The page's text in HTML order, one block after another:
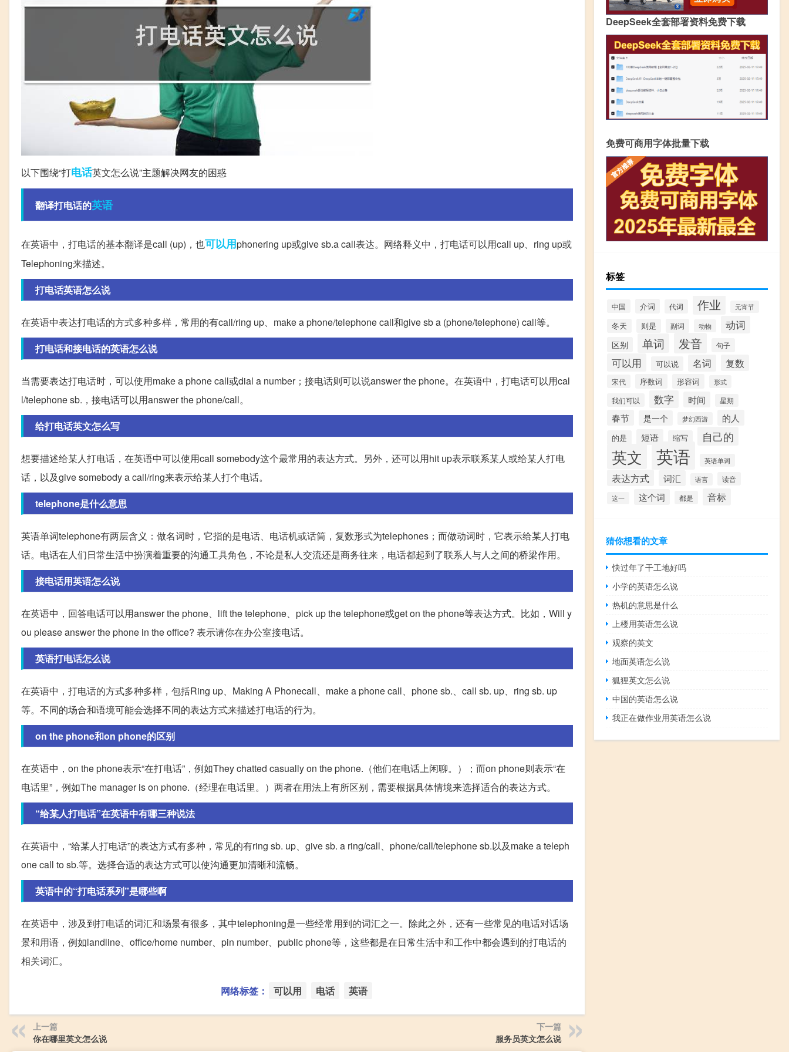
以下围绕“打电话英文怎么说”主题解决网友的困惑
翻译打电话的英语
在英语中，打电话的基本翻译是call (up)，也可以用phonering up或give sb.a call表达。网络释义中，打电话可以用call up、ring up或
Telephoning来描述。
打电话英语怎么说
在英语中表达打电话的方式多种多样，常用的有call/ring up、make a phone/telephone call和give sb a (phone/telephone) call等。
打电话和接电话的英语怎么说
当需要表达打电话时，可以使用make a phone call或dial a number；接电话则可以说answer the phone。在英语中，打电话可以用cal
l/telephone sb.，接电话可以用answer the phone/call。
给打电话英文怎么写
想要描述给某人打电话，在英语中可以使用call somebody这个最常用的表达方式。另外，还可以用hit up表示联系某人或给某人打电
话，以及give somebody a call/ring来表示给某人打个电话。
telephone是什么意思
英语单词telephone有两层含义：做名词时，它指的是电话、电话机或话筒，复数形式为telephones；而做动词时，它表示给某人打电
话。电话在人们日常生活中扮演着重要的沟通工具角色，不论是私人交流还是商务往来，电话都起到了联系人与人之间的桥梁作用。
接电话用英语怎么说
在英语中，回答电话可以用answer the phone、lift the telephone、pick up the telephone或get on the phone等表达方式。比如，Will y
ou please answer the phone in the office? 表示请你在办公室接电话。
英语打电话怎么说
在英语中，打电话的方式多种多样，包括Ring up、Making A Phonecall、make a phone call、phone sb.、call sb. up、ring sb. up
等。不同的场合和语境可能会选择不同的表达方式来描述打电话的行为。
on the phone和on phone的区别
在英语中，on the phone表示“在打电话”，例如They chatted casually on the phone.（他们在电话上闲聊。）；而on phone则表示“在
电话里”，例如The manager is on phone.（经理在电话里。）两者在用法上有所区别，需要根据具体情境来选择适合的表达方式。
“给某人打电话”在英语中有哪三种说法
在英语中，“给某人打电话”的表达方式有多种，常见的有ring sb. up、give sb. a ring/call、phone/call/telephone sb.以及make a teleph
one call to sb.等。选择合适的表达方式可以使沟通更加清晰和流畅。
英语中的“打电话系列”是哪些啊
在英语中，涉及到打电话的词汇和场景有很多，其中telephoning是一些经常用到的词汇之一。除此之外，还有一些常见的电话对话场
景和用语，例如landline、office/home number、pin number、public phone等，这些都是在日常生活中和工作中都会遇到的打电话的
相关词汇。
网络标签： 可以用 电话 英语
上一篇
你在哪里英文怎么说
下一篇
服务员英文怎么说
DeepSeek全套部署资料免费下载
免费可商用字体批量下载
标签
中国 介词 代词 作业 元宵节
冬天 则是 副词 动物 动词
区别 单词 发音 句子
可以用 可以说 名词 复数
宋代 序数词 形容词 形式
我们可以 数字 时间 星期
春节 是一个 梦幻西游 的人
的是 短语 缩写 自己的
英文 英语 英语单词
表达方式 词汇 语言 读音
这一 这个词 都是 音标
猜你想看的文章
快过年了干工地好吗
小学的英语怎么说
热机的意思是什么
上楼用英语怎么说
观察的英文
地面英语怎么说
狐狸英文怎么说
中国的英语怎么说
我正在做作业用英语怎么说